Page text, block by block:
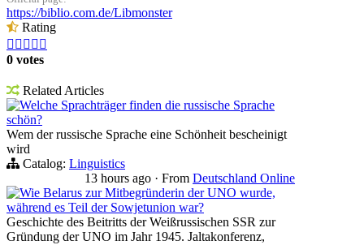
https://biblio.com.de/Libmonster
Rating
    
0 votes
Related Articles
Welche Sprachträger finden die russische Sprache
schön?
Wem der russische Sprache eine Schönheit bescheinigt
wird
Catalog: Linguistics
13 hours ago · From Deutschland Online
Wie Belarus zur Mitbegründerin der UNO wurde,
während es Teil der Sowjetunion war?
Geschichte des Beitritts der Weißrussischen SSR zur
Gründung der UNO im Jahr 1945. Jaltakonferenz,